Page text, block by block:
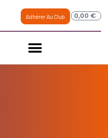
Adhérer Au Club 0,00 €